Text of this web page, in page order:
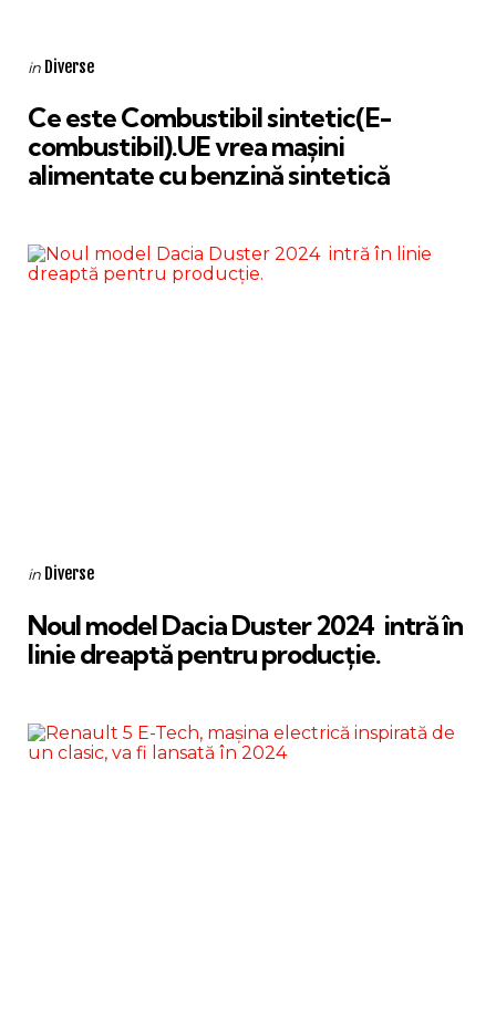
Categories
Posted
in Diverse
Ce este Combustibil sintetic(E-
combustibil).UE vrea mașini
alimentate cu benzină sintetică
Categories
Posted
in Diverse
Noul model Dacia Duster 2024 intră în
linie dreaptă pentru producție.